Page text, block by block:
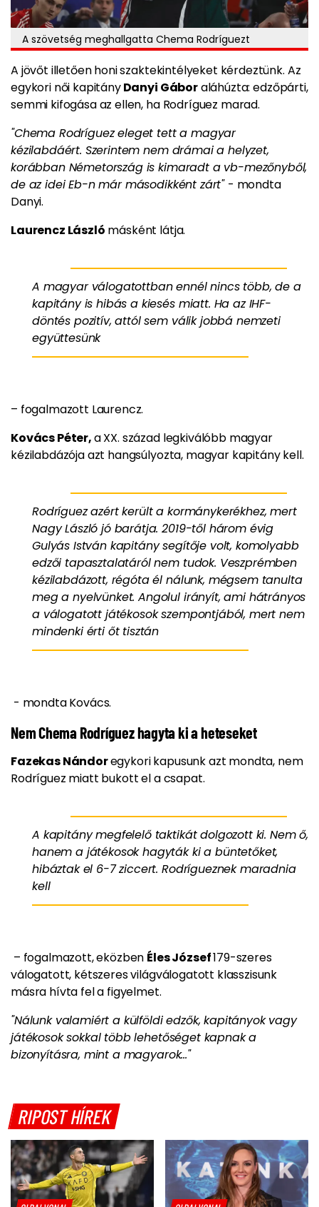
A szövetség meghallgatta Chema Rodríguezt
A jövőt illetően honi szaktekintélyeket kérdeztünk. Az
egykori női kapitányDanyi Gáboraláhúzta: edzőpárti,
semmi kifogása az ellen, ha Rodríguez marad.
"Chema Rodríguez eleget tett a magyar
kézilabdáért. Szerintem nem drámai a helyzet,
korábban Németország is kimaradt a vb-mezőnyből,
de az idei Eb-n már másodikként zárt" - mondta
Danyi.
Laurencz László másként látja.
A magyar válogatottban ennél nincs több, de a
kapitány is hibás a kiesés miatt. Ha az IHF-
döntés pozitív, attól sem válik jobbá nemzeti
együttesünk
– fogalmazott Laurencz.
Kovács Péter,a XX. század legkiválóbb magyar
kézilabdázója azt hangsúlyozta, magyar kapitány kell.
Rodríguez azért került a kormánykerékhez, mert
Nagy László jó barátja. 2019-től három évig
Gulyás István kapitány segítője volt, komolyabb
edzői tapasztalatáról nem tudok. Veszprémben
kézilabdázott, régóta él nálunk, mégsem tanulta
meg a nyelvünket. Angolul irányít, ami hátrányos
a válogatott játékosok szempontjából, mert nem
mindenki érti őt tisztán
- mondta Kovács.
Nem Chema Rodríguez hagyta ki a heteseket
Fazekas Nándoregykori kapusunk azt mondta, nem
Rodríguez miatt bukott el a csapat.
A kapitány megfelelő taktikát dolgozott ki. Nem ő,
hanem a játékosok hagyták ki a büntetőket,
hibáztak el 6-7 ziccert. Rodrígueznek maradnia
kell
– fogalmazott, eközben Éles József179-szeres
válogatott, kétszeres világválogatott klasszisunk
másra hívta fel a figyelmet.
"Nálunk valamiért a külföldi edzők, kapitányok vagy
játékosok sokkal több lehetőséget kapnak a
bizonyításra, mint a magyarok..."
RIPOST HÍREK